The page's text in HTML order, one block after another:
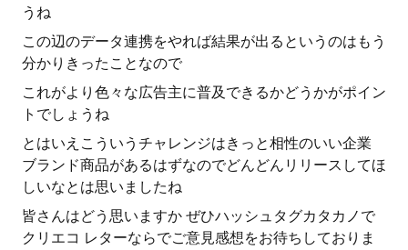
うね
この辺のデータ連携をやれば結果が出るというのはもう
分かりきったことなので
これがより色々な広告主に普及できるかどうかがポイン
トでしょうね
とはいえこういうチャレンジはきっと相性のいい企業
ブランド商品があるはずなのでどんどんリリースしてほ
しいなとは思いましたね
皆さんはどう思いますか ぜひハッシュタグカタカノで
クリエコ レターならでご意見感想をお待ちしておりま